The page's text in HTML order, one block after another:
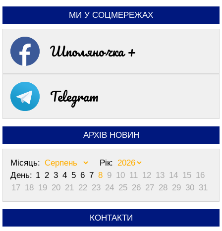
МИ У СОЦМЕРЕЖАХ
Шполяночка +
Telegram
АРХІВ НОВИН
Місяць:
Рік:
День: 1 2 3 4 5 6 7 8 9 10 11 12 13 14 15 16
17 18 19 20 21 22 23 24 25 26 27 28 29 30 31
КОНТАКТИ